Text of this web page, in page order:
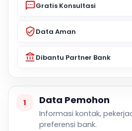
Gratis Konsultasi
Data Aman
Dibantu Partner Bank
1 Data Pemohon
Informasi kontak,
preferensi bank.